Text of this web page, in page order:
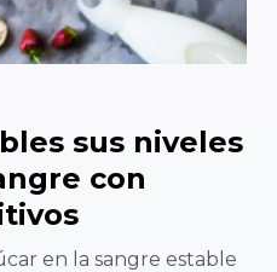
sus niveles
con
en la sangre estable